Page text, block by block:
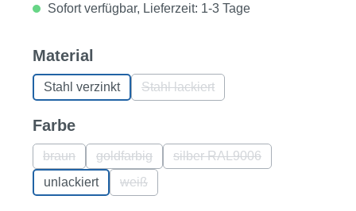
Sofort verfügbar, Lieferzeit: 1-3 Tage
Material
Stahl verzinkt Stahl lackiert
(Diese Option ist zurzeit nicht
Farbeauswählen
braun
(Diese Option ist zurzeit nicht verfügbar.)
goldfarbig
(Diese Option ist zurzeit nicht verfügbar.)
silber RAL9006
(Diese Option ist zurzeit
unlackiert weiß
(Diese Option ist zurzeit nicht verfügbar.)